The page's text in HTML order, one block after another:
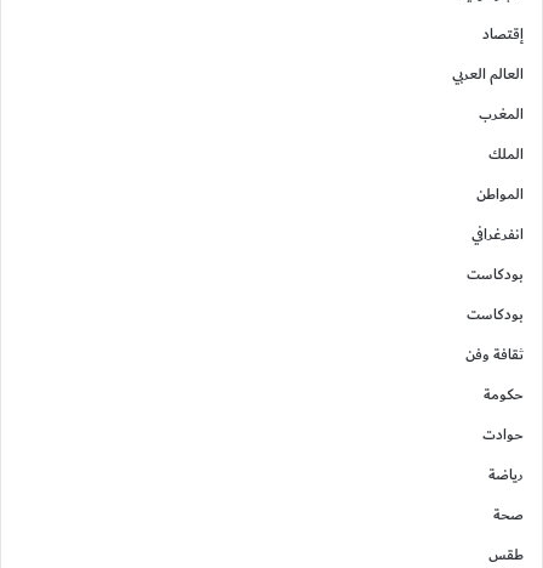
إقتصاد
العالم العربي
المغرب
الملك
المواطن
انفرغرافي
بودكاست
بودكاست
ثقافة وفن
حكومة
حوادت
رياضة
صحة
طقس